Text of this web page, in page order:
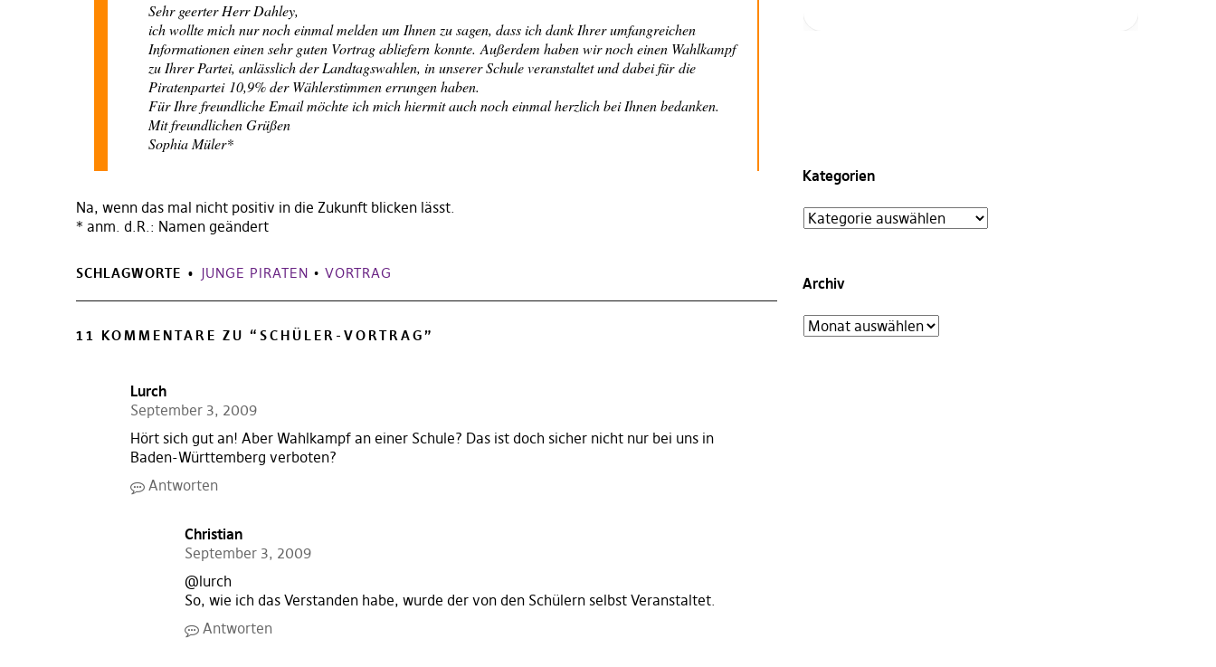
Sehr geerter Herr Dahley,
ich wollte mich nur noch einmal melden um Ihnen zu sagen, dass ich dank Ihrer umfangreichen
Informationen einen sehr guten Vortrag abliefern konnte. Außerdem haben wir noch einen Wahlkampf
zu Ihrer Partei, anlässlich der Landtagswahlen, in unserer Schule veranstaltet und dabei für die
Piratenpartei 10,9% der Wählerstimmen errungen haben.
Für Ihre freundliche Email möchte ich mich hiermit auch noch einmal herzlich bei Ihnen bedanken.
Mit freundlichen Grüßen
Sophia Müler*
Na, wenn das mal nicht positiv in die Zukunft blicken lässt.
* anm. d.R.: Namen geändert
SCHLAGWORTE JUNGE PIRATEN • VORTRAG
11 KOMMENTARE ZU “ SCHÜLER-VORTRAG”
Lurch
September 3, 2009
Hört sich gut an! Aber Wahlkampf an einer Schule? Das ist doch sicher nicht nur bei uns in
Baden-Württemberg verboten?
Antworten
Christian
September 3, 2009
@lurch
So, wie ich das Verstanden habe, wurde der von den Schülern selbst Veranstaltet.
Antworten
Kategorien
Archiv